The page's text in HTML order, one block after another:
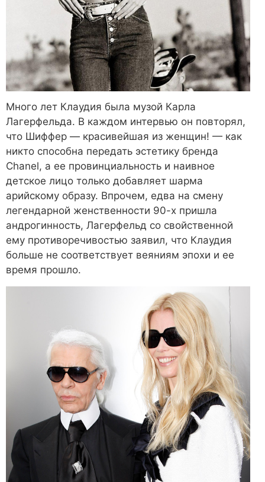
Много лет Клаудия была музой Карла
Лагерфельда. В каждом интервью он повторял,
что Шиффер — красивейшая из женщин! — как
никто способна передать эстетику бренда
Chanel, а ее провинциальность и наивное
детское лицо только добавляет шарма
арийскому образу. Впрочем, едва на смену
легендарной женственности 90-х пришла
андрогинность, Лагерфельд со свойственной
ему противоречивостью заявил, что Клаудия
больше не соответствует веяниям эпохи и ее
время прошло.